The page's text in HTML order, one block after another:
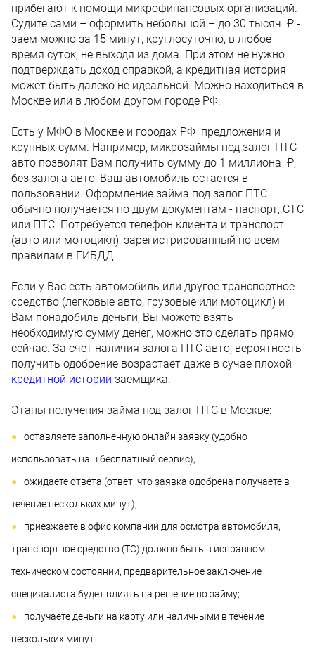
прибегают к помощи микрофинансовых организаций.
Судите сами – оформить небольшой – до 30 тысяч ₽ -
заем можно за 15 минут, круглосуточно, в любое
время суток, не выходя из дома. При этом не нужно
подтверждать доход справкой, а кредитная история
может быть далеко не идеальной. Можно находиться в
Москве или в любом другом городе РФ.
Есть у МФО в Москве и городах РФ предложения и
крупных сумм. Например, микрозаймы под залог ПТС
авто позволят Вам получить сумму до 1 миллиона ₽,
без залога авто, Ваш автомобиль остается в
пользовании. Оформление займа под залог ПТС
обычно получается по двум документам - паспорт, СТС
или ПТС. Потребуется телефон клиента и транспорт
(авто или мотоцикл), зарегистрированный по всем
правилам в ГИБДД.
Если у Вас есть автомобиль или другое транспортное
средство (легковые авто, грузовые или мотоцикл) и
Вам понадобиль деньги, Вы можете взять
необходимую сумму денег, можно это сделать прямо
сейчас. За счет наличия залога ПТС авто, вероятность
получить одобрение возрастает даже в сучае плохой
кредитной истории заемщика.
Этапы получения займа под залог ПТС в Москве:
оставляете заполненную онлайн заявку (удобно
использовать наш бесплатный сервис);
ожидаете ответа (ответ, что заявка одобрена получаете в
течение нескольких минут);
приезжаете в офис компании для осмотра автомобиля,
транспортное средство (ТС) должно быть в исправном
техническом состоянии, предварительное заключение
специяалиста будет влиять на решение по займу;
получаете деньги на карту или наличными в течение
нескольких минут.